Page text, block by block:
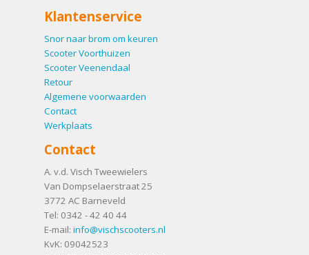
Klantenservice
Snor naar brom om keuren
Scooter Voorthuizen
Scooter Veenendaal
Retour
Algemene voorwaarden
Contact
Werkplaats
Contact
A. v.d. Visch Tweewielers
Van Dompselaerstraat 25
3772 AC Barneveld
Tel: 0342 - 42 40 44
E-mail: info@vischscooters.nl
KvK: 09042523